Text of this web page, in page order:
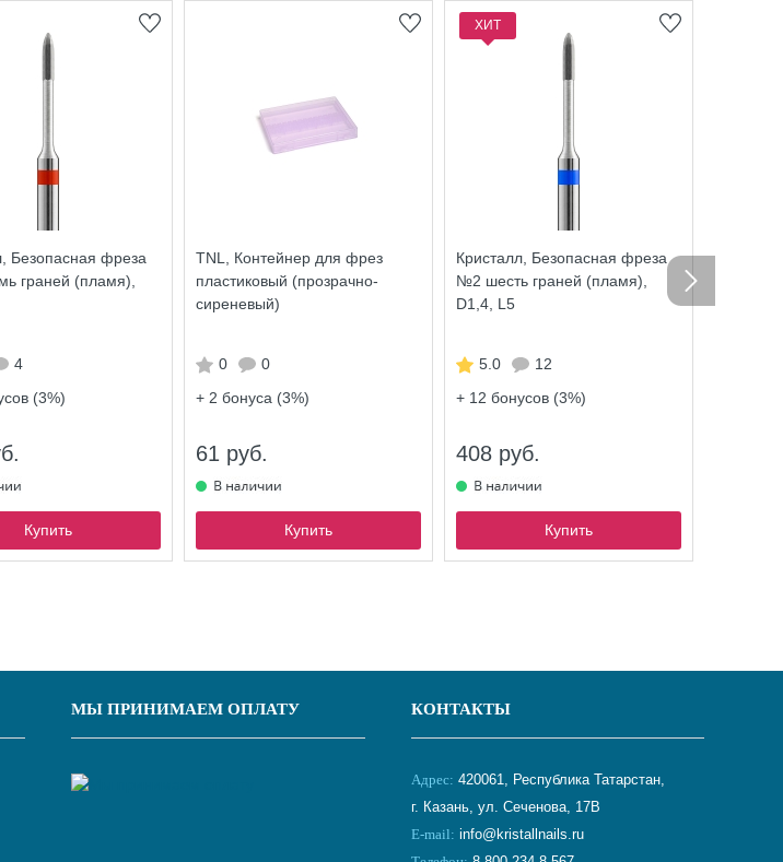
Безопасная фреза
граней (пламя),
4
(3%)
Купить
TNL, Контейнер для фрез
пластиковый (прозрачно-
сиреневый)
0
0
+ 2 бонуса (3%)
61 руб.
Купить
ХИТ
Кристалл, Безопасная фреза
№2 шесть граней (пламя),
D1,4, L5
5.0
12
+ 12 бонусов (3%)
408 руб.
Купить
МЫ ПРИНИМАЕМ ОПЛАТУ КОНТАКТЫ
Адрес: 420061, Республика Татарстан,
г. Казань, ул. Сеченова, 17В
E-mail: info@kristallnails.ru